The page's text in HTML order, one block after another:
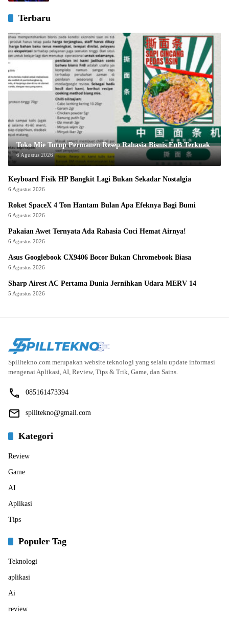
Terbaru
Toko Mie Tutup Permanen Resep Rahasia Bisnis FnB Terkuak
6 Agustus 2026
Keyboard Fisik HP Bangkit Lagi Bukan Sekadar Nostalgia
6 Agustus 2026
Roket SpaceX 4 Ton Hantam Bulan Apa Efeknya Bagi Bumi
6 Agustus 2026
Pakaian Awet Ternyata Ada Rahasia Cuci Hemat Airnya!
6 Agustus 2026
Asus Googlebook CX9406 Bocor Bukan Chromebook Biasa
6 Agustus 2026
Sharp Airest AC Pertama Dunia Jernihkan Udara MERV 14
5 Agustus 2026
Spilltekno.com merupakan website teknologi yang selalu update informasi
mengenai Aplikasi, AI, Review, Tips & Trik, Game, dan Sains.
085161473394
spilltekno@gmail.com
Kategori
Review
Game
AI
Aplikasi
Tips
Populer Tag
Teknologi
aplikasi
Ai
review